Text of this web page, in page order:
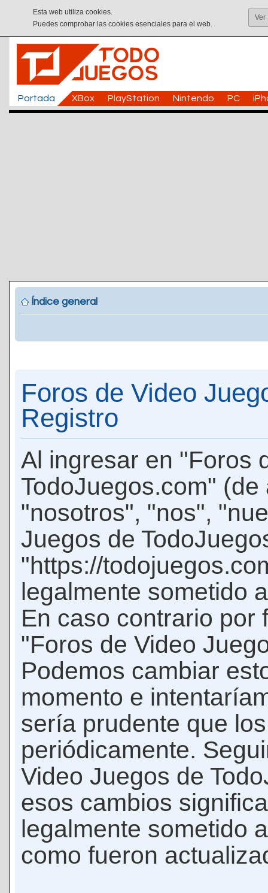
Esta web utiliza cookies.
Puedes comprobar las cookies esenciales para el web.
Ver
Portada XBox PlayStation Nintendo PC
Índice general
Foros de Video
Registro
Al ingresar en "Foros
TodoJuegos.com"
"nosotros", "nos",
Juegos de
"https://
legalmente sometido
En caso contrario por
"Foros de Video
Podemos cambiar
momento e
sería prudente que
periódicamente.
Video Juegos de
esos cambios
legalmente sometido
como fueron